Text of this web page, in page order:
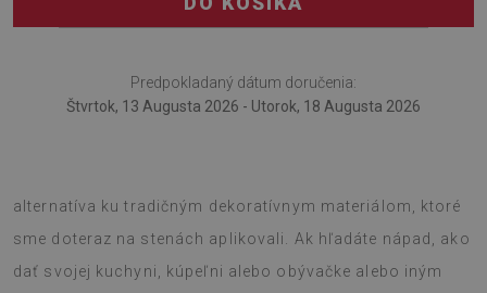
Predpokladaný dátum doručenia:
Štvrtok, 13 Augusta 2026 - Utorok, 18 Augusta 2026
alternatíva ku tradičným dekoratívnym materiálom, ktoré
sme doteraz na stenách aplikovali. Ak hľadáte nápad, ako
dať svojej kuchyni, kúpeľni alebo obývačke alebo iným